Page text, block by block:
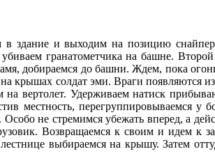
здание и выходим на позицию
гранатометчика на башне.
добираемся до башни. Ждем, пока
крышах солдат эми. Враги появляются
вертолет. Удерживаем натиск
местность, перегруппировываемся у
не стремимся убежать вперед, а
Возвращаемся к своим и идем к
выбираемся на крышу. Затем